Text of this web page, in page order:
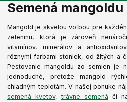
Semená mangoldu
Mangold je skvelou voľbou pre
zeleninu, ktorá je zároveň
vitamínov, minerálov a
rôznymi farbami stoniek, od žltých a
Pestovanie mangoldu zo semien je
jednoduché, pretože mangold
chladným teplotám. V našej ponuke
semená kvetov,trávne semená či